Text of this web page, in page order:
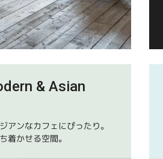
& Asian
アンなカフェにぴったり。
着かせる空間。